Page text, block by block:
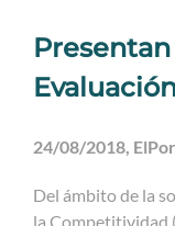
24/08/2018,
Del ámbito de la
la Competitividad